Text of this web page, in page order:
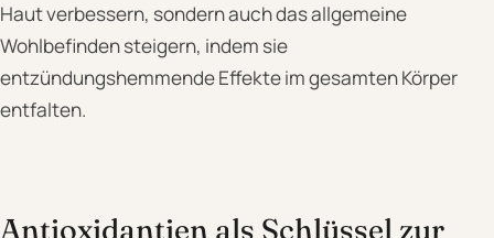
Haut verbessern, sondern auch das allgemeine
Wohlbefinden steigern, indem sie
entzündungshemmende Effekte im gesamten Körper
entfalten.
Antioxidantien als Schlüssel zur